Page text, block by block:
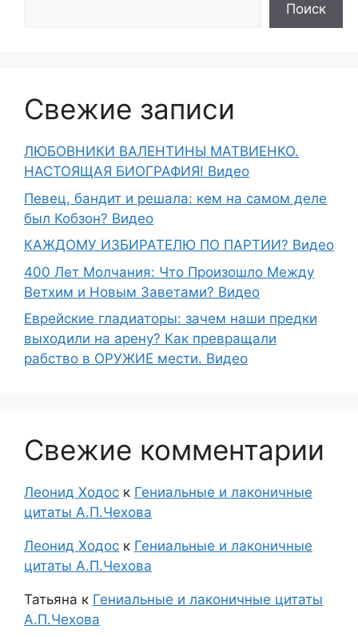
Поиск
Свежие записи
ЛЮБОВНИКИ ВАЛЕНТИНЫ МАТВИЕНКО.
НАСТОЯЩАЯ БИОГРАФИЯ! Видео
Певец, бандит и решала: кем на самом деле
был Кобзон? Видео
КАЖДОМУ ИЗБИРАТЕЛЮ ПО ПАРТИИ? Видео
400 Лет Молчания: Что Произошло Между
Ветхим и Новым Заветами? Видео
Еврейские гладиаторы: зачем наши предки
выходили на арену? Как превращали
рабство в ОРУЖИЕ мести. Видео
Свежие комментарии
Леонид Ходос к Гениальные и лаконичные
цитаты А.П.Чехова
Леонид Ходос к Гениальные и лаконичные
цитаты А.П.Чехова
Татьяна к Гениальные и лаконичные цитаты
А.П.Чехова